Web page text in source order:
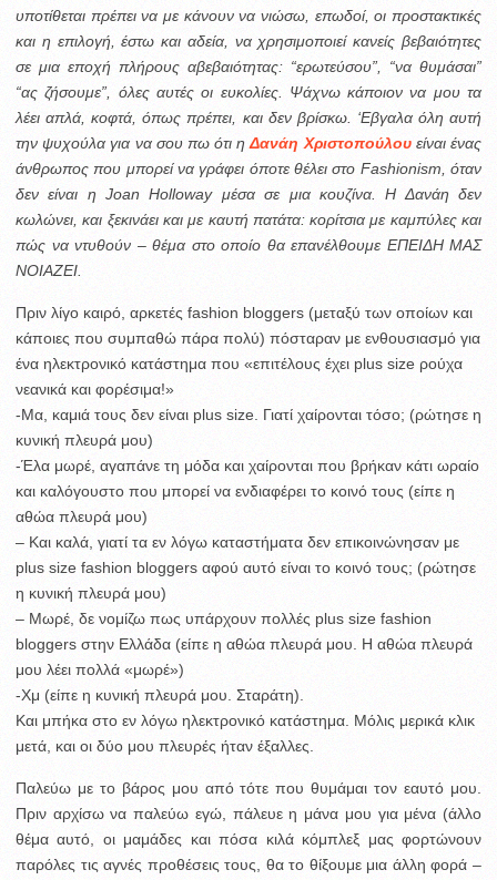
υποτίθεται πρέπει να με κάνουν να νιώσω, επωδοί, οι προστακτικές
και η επιλογή, έστω και αδεία, να χρησιμοποιεί κανείς βεβαιότητες
σε μια εποχή πλήρους αβεβαιότητας: “ερωτεύσου”, “να θυμάσαι”
“ας ζήσουμε”, όλες αυτές οι ευκολίες. Ψάχνω κάποιον να μου τα
λέει απλά, κοφτά, όπως πρέπει, και δεν βρίσκω. ‘Εβγαλα όλη αυτή
την ψυχούλα για να σου πω ότι ηΔανάη Χριστοπούλουείναι ένας
άνθρωπος που μπορεί να γράφει όποτε θέλει στο Fashionism, όταν
δεν είναι η Joan Holloway μέσα σε μια κουζίνα. Η Δανάη δεν
κωλώνει, και ξεκινάει και με καυτή πατάτα: κορίτσια με καμπύλες και
πώς να ντυθούν – θέμα στο οποίο θα επανέλθουμε ΕΠΕΙΔΗ ΜΑΣ
ΝΟΙΑΖΕΙ.
Πριν λίγο καιρό, αρκετές fashion bloggers (μεταξύ των οποίων και
κάποιες που συμπαθώ πάρα πολύ) πόσταραν με ενθουσιασμό για
ένα ηλεκτρονικό κατάστημα που «επιτέλους έχει plus size ρούχα
νεανικά και φορέσιμα!»
-Μα, καμιά τους δεν είναι plus size. Γιατί χαίρονται τόσο; (ρώτησε η
κυνική πλευρά μου)
-Έλα μωρέ, αγαπάνε τη μόδα και χαίρονται που βρήκαν κάτι ωραίο
και καλόγουστο που μπορεί να ενδιαφέρει το κοινό τους (είπε η
αθώα πλευρά μου)
– Και καλά, γιατί τα εν λόγω καταστήματα δεν επικοινώνησαν με
plus size fashion bloggers αφού αυτό είναι το κοινό τους; (ρώτησε
η κυνική πλευρά μου)
– Μωρέ, δε νομίζω πως υπάρχουν πολλές plus size fashion
bloggers στην Ελλάδα (είπε η αθώα πλευρά μου. Η αθώα πλευρά
μου λέει πολλά «μωρέ»)
-Χμ (είπε η κυνική πλευρά μου. Σταράτη).
Και μπήκα στο εν λόγω ηλεκτρονικό κατάστημα. Μόλις μερικά κλικ
μετά, και οι δύο μου πλευρές ήταν έξαλλες.
Παλεύω με το βάρος μου από τότε που θυμάμαι τον εαυτό μου.
Πριν αρχίσω να παλεύω εγώ, πάλευε η μάνα μου για μένα (άλλο
θέμα αυτό, οι μαμάδες και πόσα κιλά κόμπλεξ μας φορτώνουν
παρόλες τις αγνές προθέσεις τους, θα το θίξουμε μια άλλη φορά –